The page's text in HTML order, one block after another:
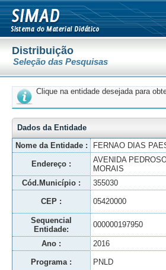
Distribuição
Seleção das Pesquisas
Clique na entidade desejada para
Dados da Entidade
Nome da Entidade :
FERNAO DIAS
Endereço :
AVENIDA
MORAIS
Cód.Município : 355030
CEP : 05420000
Sequencial
Entidade:
000000197950
Ano : 2016
Programa : PNLD